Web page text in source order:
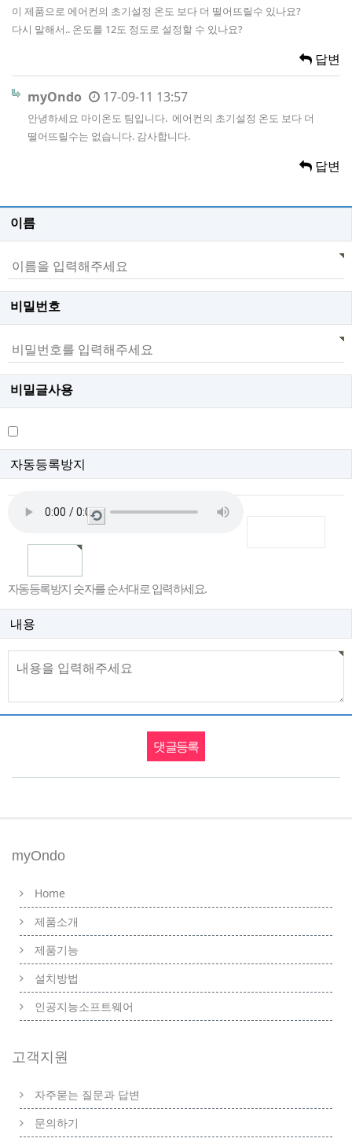
이 제품으로 에어컨의 초기설정 온도 보다 더 떨어뜨릴수 있나요?
다시 말해서.. 온도를 12도 정도로 설정할 수 있나요?
답변
myOndo 17-09-11 13:57
안녕하세요 마이온도 팀입니다. 에어컨의 초기설정 온도 보다 더
떨어뜨릴수는 없습니다. 감사합니다.
답변
이름
비밀번호
비밀글사용
자동등록방지
새
자동등록방지 숫자를 순서대로 입력하세요.
내용
myOndo
Home
제품소개
제품기능
설치방법
인공지능소프트웨어
고객지원
자주묻는 질문과 답변
문의하기